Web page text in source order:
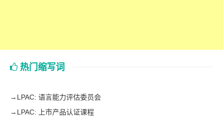
热门缩写词
→ LPAC: 语言能力评估委员会
→ LPAC: 上市产品认证课程